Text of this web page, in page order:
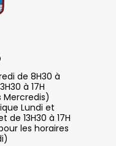
de 8H30 à
à 17H
Mercredis)
Lundi et
de 13H30 à 17H
les horaires